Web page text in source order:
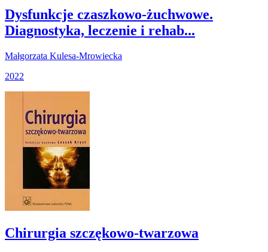
Dysfunkcje czaszkowo-żuchwowe.
Diagnostyka, leczenie i rehab...
Małgorzata Kulesa-Mrowiecka
2022
Chirurgia szczękowo-twarzowa